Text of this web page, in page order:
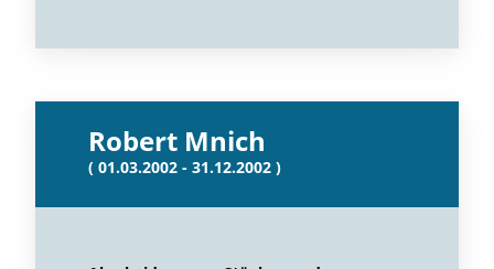
Robert Mnich
( 01.03.2002 - 31.12.2002 )